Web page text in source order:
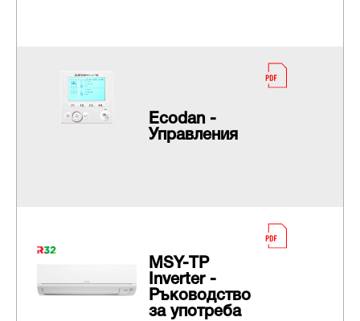
Ecodan -
Управления
MSY-TP
Inverter -
Ръководство
за употреба